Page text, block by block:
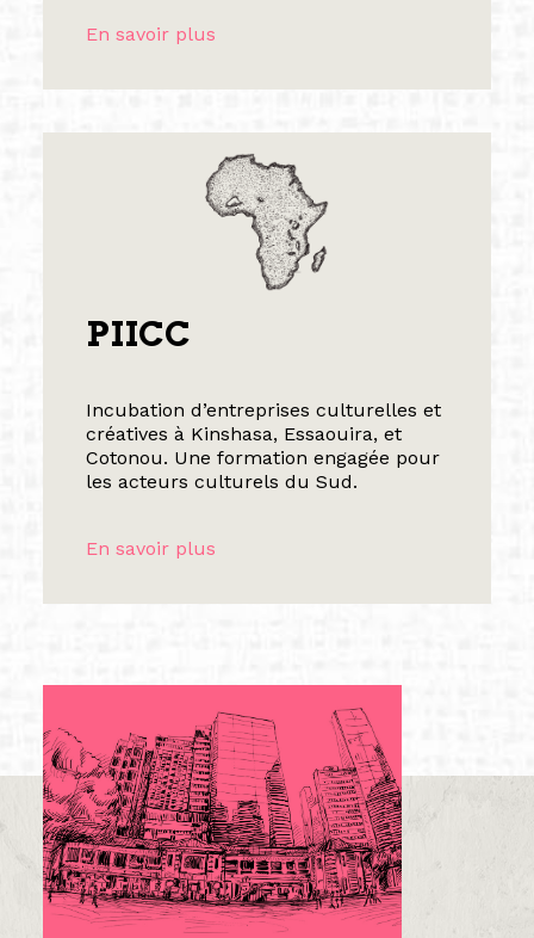
En savoir plus
PIICC
Incubation d’entreprises culturelles et
créatives à Kinshasa, Essaouira, et
Cotonou. Une formation engagée pour
les acteurs culturels du Sud.
En savoir plus